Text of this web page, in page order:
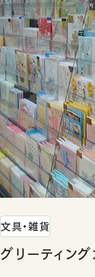
文具・雑貨
グリーティング